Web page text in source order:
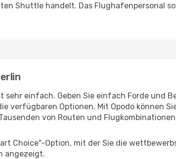
Shuttle handelt. Das Flughafenpersonal
sehr einfach. Geben Sie einfach Forde und
verfügbaren Optionen. Mit Opodo können
von Routen und
Choice"-Option, mit der Sie die
angezeigt.